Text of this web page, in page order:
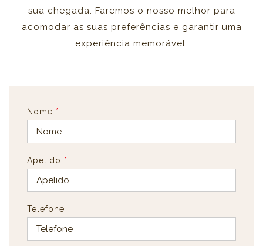
sua chegada. Faremos o nosso melhor para
acomodar as suas preferências e garantir uma
experiência memorável.
Nome *
Apelido *
Telefone